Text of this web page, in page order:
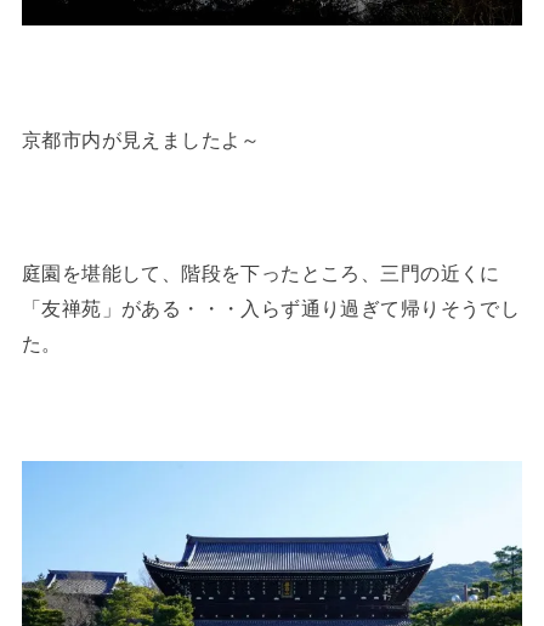
京都市内が見えましたよ～
庭園を堪能して、階段を下ったところ、三門の近くに
「友禅苑」がある・・・入らず通り過ぎて帰りそうでし
た。